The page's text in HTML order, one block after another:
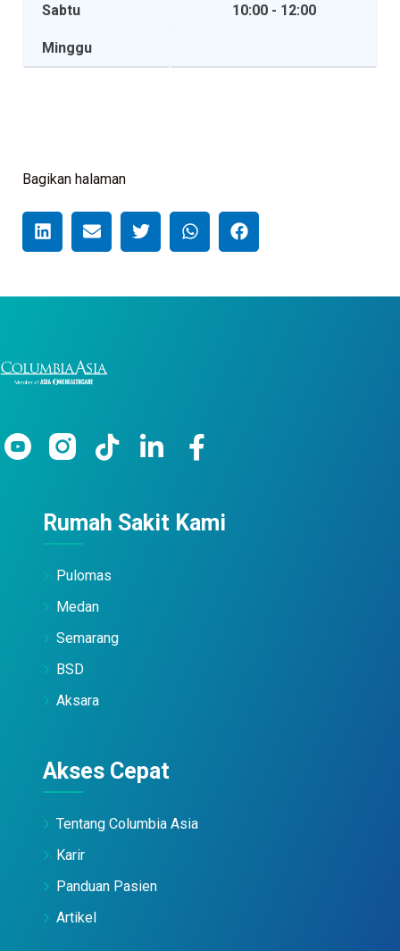
Sabtu 10:00 - 12:00
Minggu
Bagikan halaman
Rumah Sakit Kami
Pulomas
Medan
Semarang
BSD
Aksara
Akses Cepat
Tentang Columbia Asia
Karir
Panduan Pasien
Artikel